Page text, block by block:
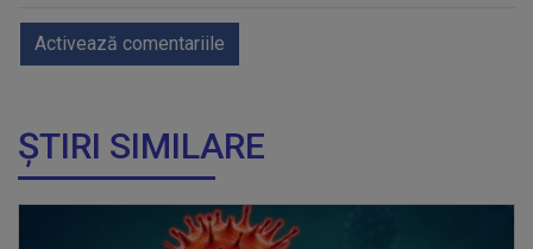
Activează comentariile
ȘTIRI SIMILARE